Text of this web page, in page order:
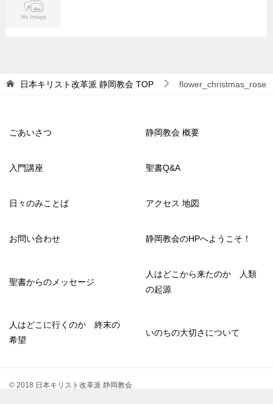
日本キリスト改革派 静岡教会 TOP flower_christmas_rose
ごあいさつ 静岡教会 概要
入門講座 聖書Q&A
日々のみことば アクセス 地図
お問い合わせ 静岡教会のHPへようこそ！
聖書からのメッセージ
人はどこから来たのか 人類
の起源
人はどこに行くのか 終末の
希望
いのちの大切さについて
© 2018 日本キリスト改革派 静岡教会